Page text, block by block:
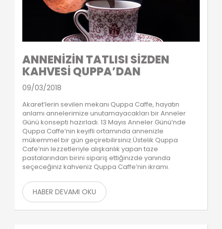
ANNENİZİN TATLISI SİZDEN
KAHVESİ QUPPA’DAN
09/03/2018
Akaret’lerin sevilen mekanı Quppa Caffe, hayatın
anlamı annelerimize unutamayacakları bir Anneler
Günü konsepti hazırladı. 13 Mayıs Anneler Günü’nde
Quppa Caffe’nin keyifli ortamında annenizle
mükemmel bir gün geçirebilirsiniz.Üstelik Quppa
Cafe’nin lezzetleriyle alışkanlık yapan taze
pastalarından birini sipariş ettiğinizde yanında
seçeceğiniz kahveniz Quppa Caffe’nin ikramı.
HABER DEVAMI OKU